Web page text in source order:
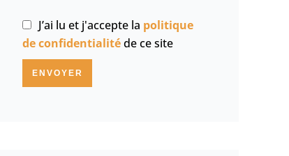
J’ai lu et j'accepte la politique
de confidentialitéde ce site
ENVOYER